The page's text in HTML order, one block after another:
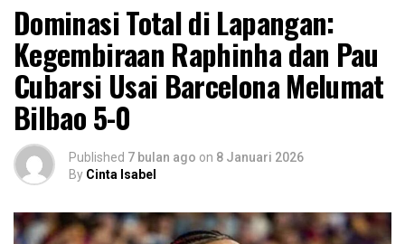
Dominasi Total di Lapangan:
Kegembiraan Raphinha dan Pau
Cubarsi Usai Barcelona Melumat
Bilbao 5-0
Published 7 bulan ago on 8 Januari 2026
By Cinta Isabel